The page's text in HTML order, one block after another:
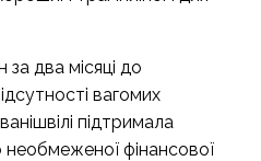
два місяці до
вагомих
підтримала
необмеженої фінансової